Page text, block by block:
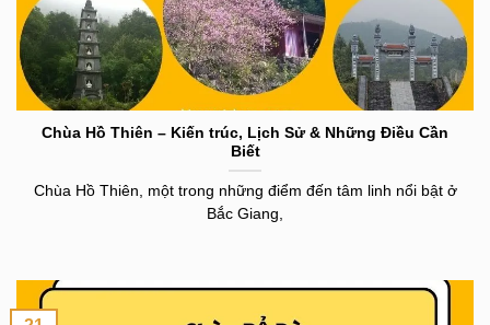
Chùa Hồ Thiên – Kiến trúc, Lịch Sử & Những Điều Cần
Biết
Chùa Hồ Thiên, một trong những điểm đến tâm linh nổi bật ở
Bắc Giang,